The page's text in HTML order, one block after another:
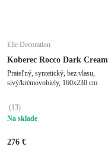
Elle Decoration
Koberec Rocco Dark Cream
Prateľný, syntetický, bez vlasu,
sivý/krémovobiely, 160x230 cm
(13)
Na sklade
276 €